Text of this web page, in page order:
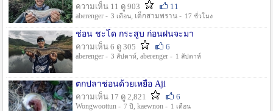
ความเห็น 11 ดู 903
11
aberenger - 3 เดือน, เด็กสามพราน - 17 ชั่วโมง
ช่อน ชะโด กระสูบ ก่อนฝนจะมา
ความเห็น 6 ดู 305
6
aberenger - 3 สัปดาห์, aberenger - 1 สัปดาห์
ตกปลาช่อนด้วยเหยื่อ Aji
ความเห็น 17 ดู 2,821
6
Wongwoottun - 7 ปี , kaewnon - 1 เดือน